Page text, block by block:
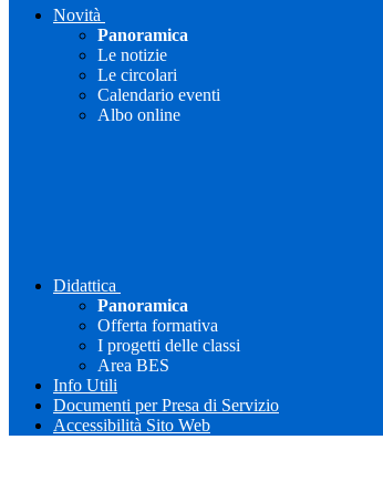
Novità
Panoramica
Le notizie
Le circolari
Calendario eventi
Albo online
Didattica
Panoramica
Offerta formativa
I progetti delle classi
Area BES
Info Utili
Documenti per Presa di Servizio
Accessibilità Sito Web